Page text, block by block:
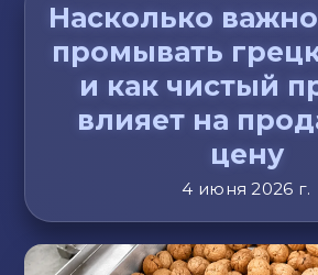
Насколько
промывать
и как чистый
влияет на
цену
4 июня 2026 г.